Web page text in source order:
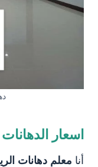
اسعار
أنا معلم دهانات